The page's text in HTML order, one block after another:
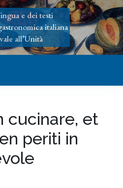
e dei testi
italiana
all’Unità
cucinare, et
periti in